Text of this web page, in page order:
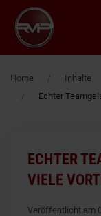
Zum
Home Inhalte
Echter
ECHTER
VIELE
Veröffentlicht am